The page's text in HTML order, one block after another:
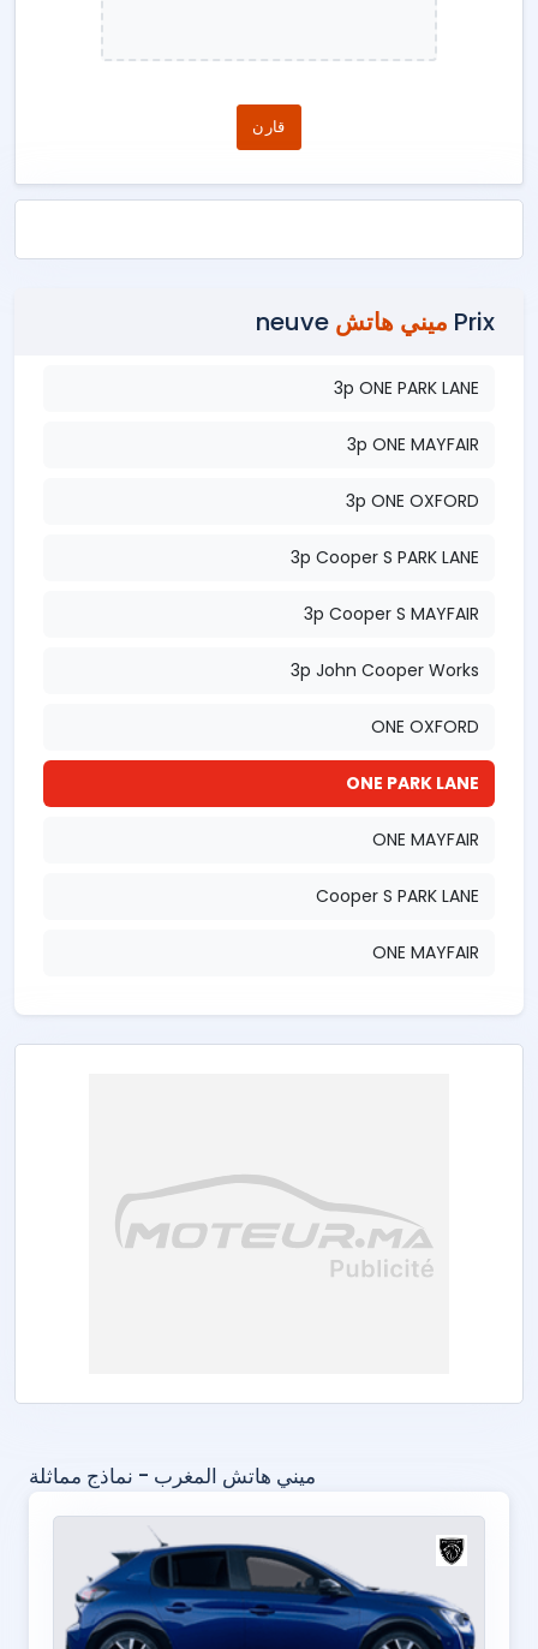
قارن
Prix ميني هاتش
3p ONE PARK LANE
3p ONE MAYFAIR
3p ONE OXFORD
3p Cooper S PARK LANE
3p Cooper S MAYFAIR
3p John Cooper Works
ONE OXFORD
ONE PARK LANE
ONE MAYFAIR
Cooper S PARK LANE
ONE MAYFAIR
ميني هاتش المغرب - نماذج مماثلة